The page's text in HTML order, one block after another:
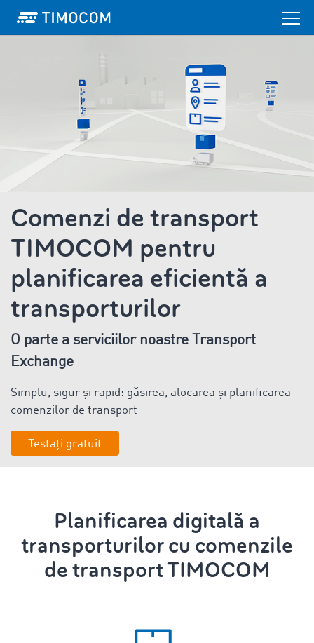
Comenzi de transport
TIMOCOM pentru
planificarea eficientă a
transporturilor
O parte a serviciilor noastre Transport
Exchange
Simplu, sigur și rapid: găsirea, alocarea și planificarea
comenzilor de transport
Testați gratuit
Planificarea digitală a
transporturilor cu comenzile
de transportTIMOCOM